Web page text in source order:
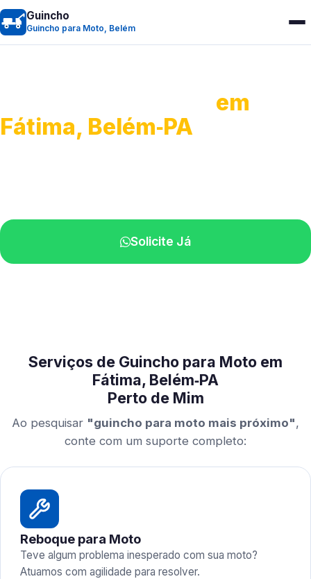
Guincho
Guincho para Moto, Belém
em
Fátima, Belém‑PA
Solicite Já
Serviços de Guincho para Moto em
Fátima, Belém‑PA
Perto de Mim
Ao pesquisar "guincho para moto mais próximo",
conte com um suporte completo:
Reboque para Moto
Teve algum problema inesperado com sua moto?
Atuamos com agilidade para resolver.